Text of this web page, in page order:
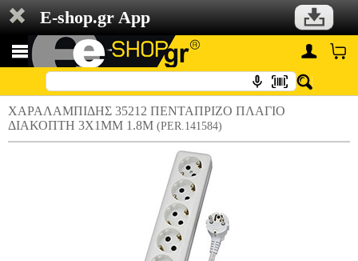
E-shop.gr App
ΧΑΡΑΛΑMΠΙΔΗΣ 35212 ΠΕΝΤΑΠΡΙΖΟ ΠΛΑΓΙΟ
ΔΙΑΚΟΠΤΗ 3Χ1MM 1.8M (PER.141584)